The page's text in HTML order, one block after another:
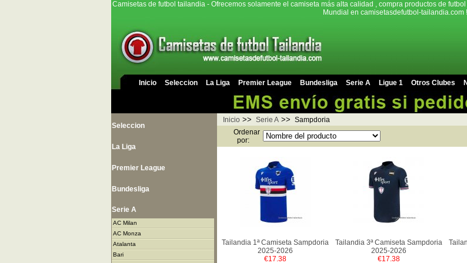
Camisetas de futbol tailandia - Ofrecemos solamente el camiseta más alta calidad , compra productos de
Mundial en camisetasdefutbol-tailandia.com !
Inicio Seleccion La Liga Premier League Bundesliga Serie A Ligue 1 Otros Clubes
Seleccion
La Liga
Premier League
Bundesliga
Serie A
AC Milan
AC Monza
Atalanta
Bari
Inicio >> Serie A >> Sampdoria
Ordenar
por:
Tailandia 1ª Camiseta Sampdoria
2025-2026
€17.38
Tailandia 3ª Camiseta Sampdoria
2025-2026
€17.38